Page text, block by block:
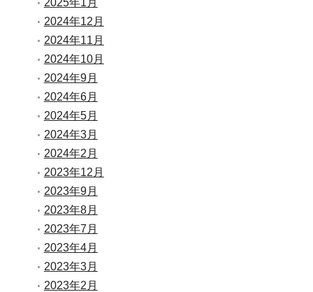
2024年12月
2024年11月
2024年10月
2024年9月
2024年6月
2024年5月
2024年3月
2024年2月
2023年12月
2023年9月
2023年8月
2023年7月
2023年4月
2023年3月
2023年2月